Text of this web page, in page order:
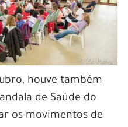
houve também
de Saúde do
os movimentos de